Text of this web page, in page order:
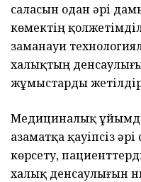
саласын одан әрі
көмектің
заманауи
халықтың
жұмыстарды
Медициналық
азаматқа қауіпсіз
көрсету,
халық денсаулығын